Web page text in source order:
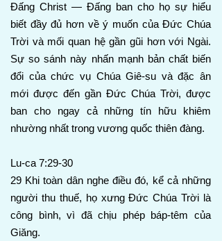
Đấng Christ — Đấng ban cho họ sự hiểu
biết đầy đủ hơn về ý muốn của Đức Chúa
Trời và mối quan hệ gần gũi hơn với Ngài.
Sự so sánh này nhấn mạnh bản chất biến
đổi của chức vụ Chúa Giê-su và đặc ân
mới được đến gần Đức Chúa Trời, được
ban cho ngay cả những tín hữu khiêm
nhường nhất trong vương quốc thiên đàng.
Lu-ca 7:29-30
29 Khi toàn dân nghe điều đó, kể cả những
người thu thuế, họ xưng Đức Chúa Trời là
công bình, vì đã chịu phép báp-têm của
Giăng.